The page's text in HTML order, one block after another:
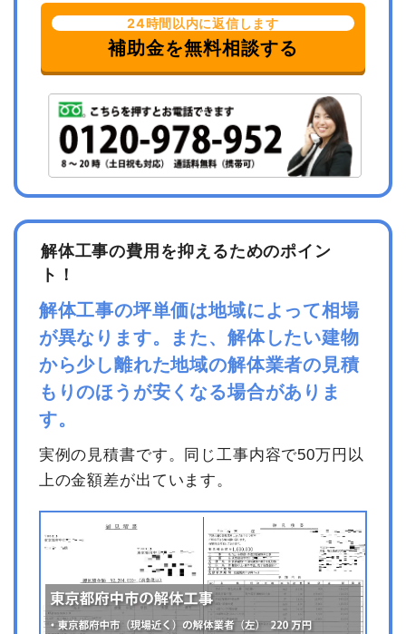
24時間以内に返信します
補助金を無料相談する
解体工事の費用を抑えるためのポイン
ト！
解体工事の坪単価は地域によって相場
が異なります。また、解体したい建物
から少し離れた地域の解体業者の見積
もりのほうが安くなる場合がありま
す。
実例の見積書です。同じ工事内容で50万円以
上の金額差が出ています。